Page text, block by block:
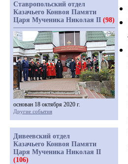
Ставропольский отдел
Казачьего Конвоя Памяти
Царя Мученика Николая II (98)
основан 18 октября 2020 г.
Другие события
Дивеевский отдел
Казачьего Конвоя Памяти
Царя Мученика Николая II
(106)